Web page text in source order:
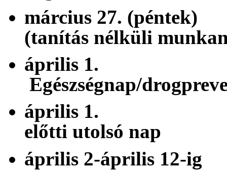
március 27.
(tanítás nélküli
Egészségnap/
április 1.
előtti utolsó nap
április 2-április